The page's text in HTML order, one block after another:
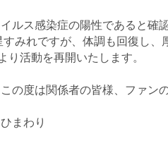
ルス感染症の陽性であると確
みれですが、体調も回復し、
り活動を再開いたします。
の度は関係者の皆様、ファン
まわり